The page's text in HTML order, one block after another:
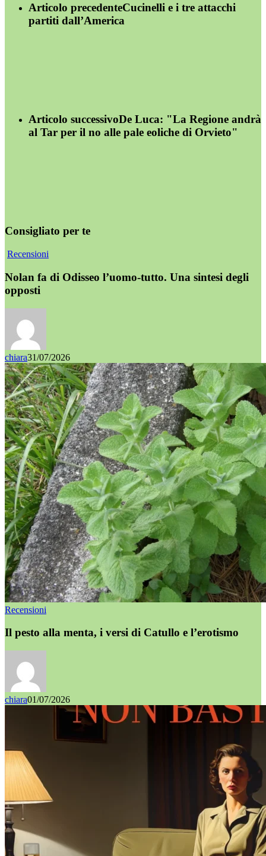
Articolo precedenteCucinelli e i tre attacchi
partiti dall’America
Articolo successivoDe Luca: "La Regione andrà
al Tar per il no alle pale eoliche di Orvieto"
Consigliato per te
Recensioni
Nolan fa di Odisseo l’uomo-tutto. Una sintesi degli
opposti
chiara31/07/2026
Recensioni
Il pesto alla menta, i versi di Catullo e l’erotismo
chiara01/07/2026